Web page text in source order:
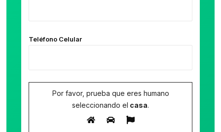
Teléfono Celular
Por favor, prueba que eres humano
seleccionando el casa.